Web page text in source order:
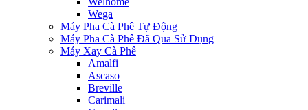
Wega
Máy Pha Cà Phê Tự Động
Máy Pha Cà Phê Đã Qua Sử Dụng
Máy Xay Cà Phê
Amalfi
Ascaso
Breville
Carimali